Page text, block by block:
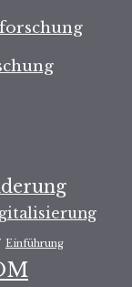
Einführung